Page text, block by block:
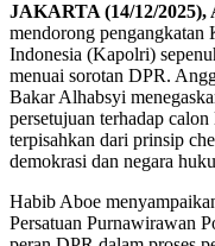
JAKARTA (14/12/
mendorong
Indonesia (Kapolri)
menuai sorotan DPR.
Bakar Alhabsyi
persetujuan terhadap
terpisahkan dari prinsip
demokrasi dan negara
Habib Aboe
Persatuan Purnawirawan